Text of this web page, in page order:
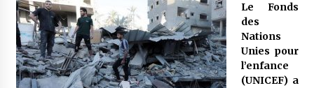
5 ans ago
Le bouc de l’Au-delà
5 ans ago
Le Fonds
des
Nations
Unies pour
l’enfance
(UNICEF) a